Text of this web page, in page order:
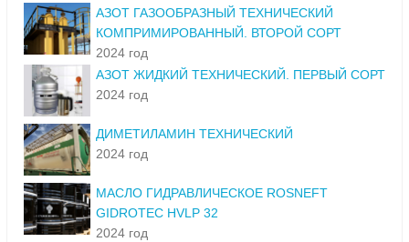
АЗОТ ГАЗООБРАЗНЫЙ ТЕХНИЧЕСКИЙ
КОМПРИМИРОВАННЫЙ. ВТОРОЙ СОРТ
2024 год
АЗОТ ЖИДКИЙ ТЕХНИЧЕСКИЙ. ПЕРВЫЙ СОРТ
2024 год
ДИМЕТИЛАМИН ТЕХНИЧЕСКИЙ
2024 год
МАСЛО ГИДРАВЛИЧЕСКОЕ ROSNEFT
GIDROTEC HVLP 32
2024 год